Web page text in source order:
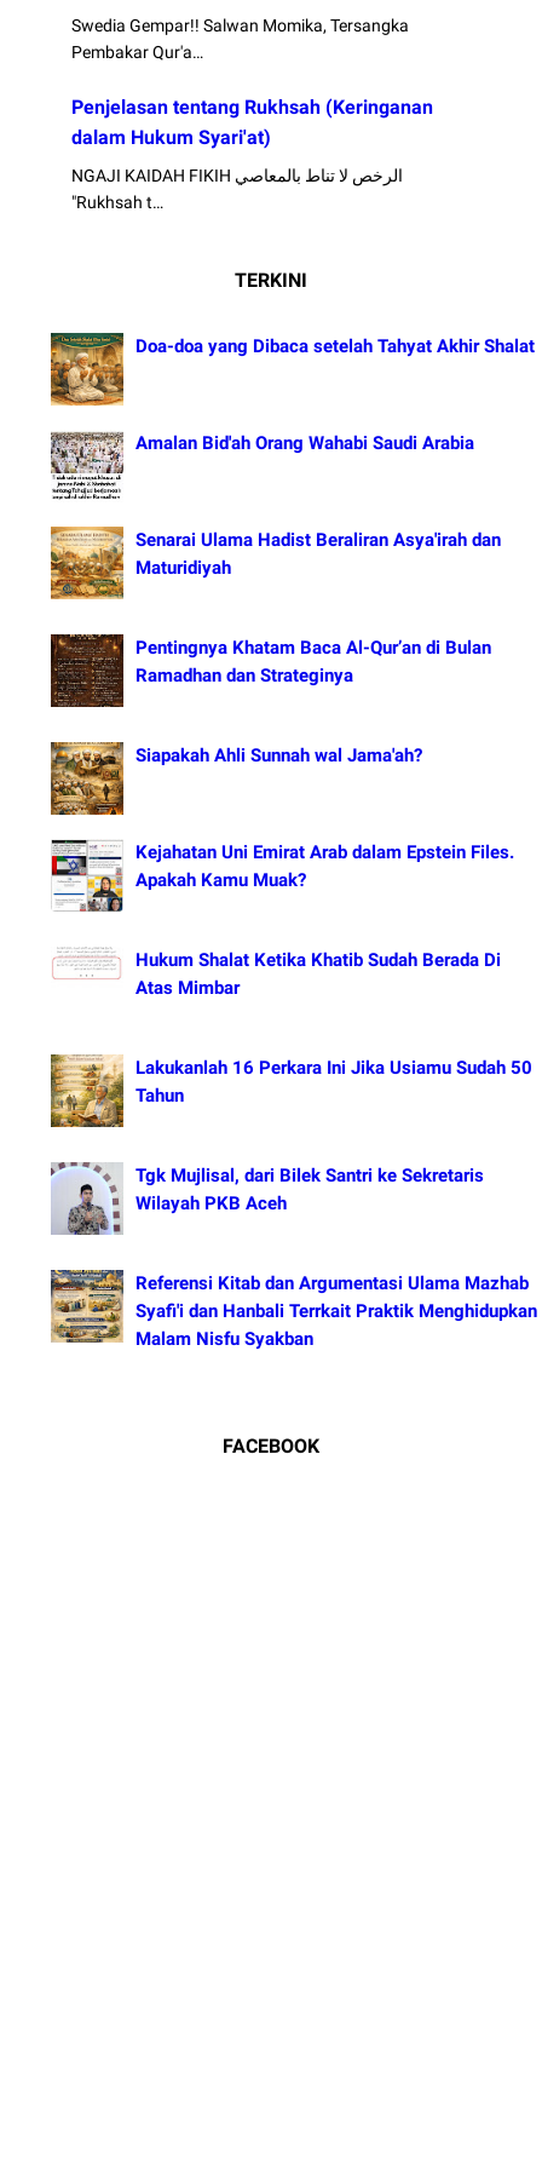
Swedia Gempar!! Salwan Momika, Tersangka
Pembakar Qur'a…
Penjelasan tentang Rukhsah (Keringanan
dalam Hukum Syari'at)
NGAJI KAIDAH FIKIH الرخص لا تناط بالمعاصي
"Rukhsah t…
TERKINI
Doa-doa yang Dibaca setelah Tahyat Akhir Shalat
Amalan Bid'ah Orang Wahabi Saudi Arabia
Senarai Ulama Hadist Beraliran Asya'irah dan
Maturidiyah
Pentingnya Khatam Baca Al-Qur’an di Bulan
Ramadhan dan Strateginya
Siapakah Ahli Sunnah wal Jama'ah?
Kejahatan Uni Emirat Arab dalam Epstein Files.
Apakah Kamu Muak?
Hukum Shalat Ketika Khatib Sudah Berada Di
Atas Mimbar
Lakukanlah 16 Perkara Ini Jika Usiamu Sudah 50
Tahun
Tgk Mujlisal, dari Bilek Santri ke Sekretaris
Wilayah PKB Aceh
Referensi Kitab dan Argumentasi Ulama Mazhab
Syafi'i dan Hanbali Terrkait Praktik Menghidupkan
Malam Nisfu Syakban
FACEBOOK